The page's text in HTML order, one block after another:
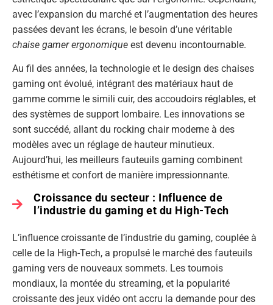
avec l’expansion du marché et l’augmentation des heures
passées devant les écrans, le besoin d’une véritable
chaise gamer ergonomique est devenu incontournable.
Au fil des années, la technologie et le design des chaises
gaming ont évolué, intégrant des matériaux haut de
gamme comme le simili cuir, des accoudoirs réglables, et
des systèmes de support lombaire. Les innovations se
sont succédé, allant du rocking chair moderne à des
modèles avec un réglage de hauteur minutieux.
Aujourd’hui, les meilleurs fauteuils gaming combinent
esthétisme et confort de manière impressionnante.
Croissance du secteur : Influence de
l’industrie du gaming et du High-Tech
L’influence croissante de l’industrie du gaming, couplée à
celle de la High-Tech, a propulsé le marché des fauteuils
gaming vers de nouveaux sommets. Les tournois
mondiaux, la montée du streaming, et la popularité
croissante des jeux vidéo ont accru la demande pour des